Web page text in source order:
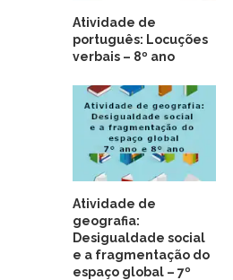
Atividade de
português: Locuções
verbais – 8º ano
Atividade de
geografia:
Desigualdade social
e a fragmentação do
espaço global – 7º